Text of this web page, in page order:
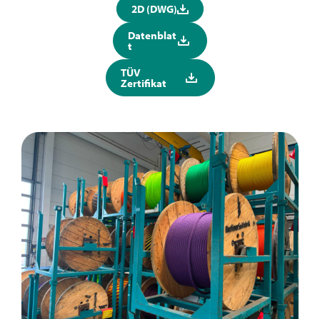
2D (DWG)
Datenblat
t
TÜV
Zertifikat